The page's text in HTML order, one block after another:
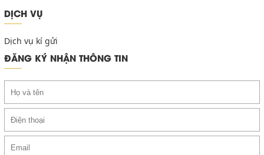
DỊCH VỤ
Dịch vụ kí gửi
ĐĂNG KÝ NHẬN THÔNG TIN